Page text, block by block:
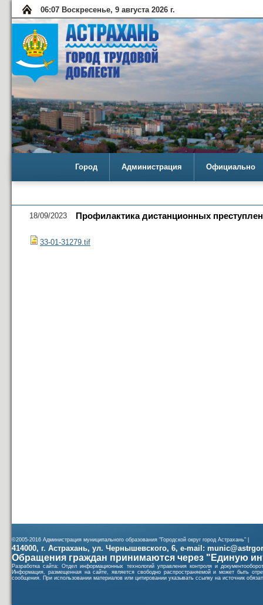
06:07 Воскресенье, 9 августа 2026 г.
Город Администрация Официально
18/09/2023 Профилактика дистанционных
33-01-31279.tif
©2005-2016 Администрация муниципального образования "Городской округ город Астрахань" |
414000, г. Астрахань, ул. Чернышевского, 6, e-mail:
Обращения граждан принимаются через "Единую
Разработка сайта: Отдел информационных технологий управления контроля и
Информация, размещенная на сайте, является свободно распространяемой и может быть
сообщения. При использовании материалов или цитировании указывать ссылку на источник